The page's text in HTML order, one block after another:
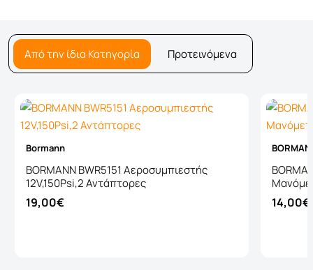
Από την ίδια Κατηγορία Προτεινόμενα
Bormann
BORMANN BWR5151 Αεροσυμπιεστής
12V,150Psi,2 Αντάπτορες
19,00€ 14,00€